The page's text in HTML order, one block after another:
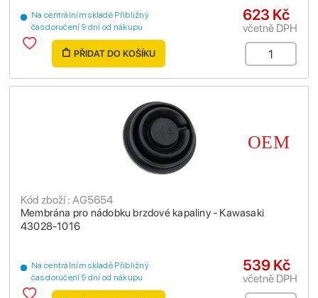
Na centrálním skladě Přibližný
čas doručení 9 dní od nákupu
623 Kč
včetně DPH
PŘIDAT DO KOŠÍKU
Membrána pro nádobku brzdové kapaliny - Kawasaki
43028-1016
Kód zboží : AG5654
Na centrálním skladě Přibližný
čas doručení 9 dní od nákupu
539 Kč
včetně DPH